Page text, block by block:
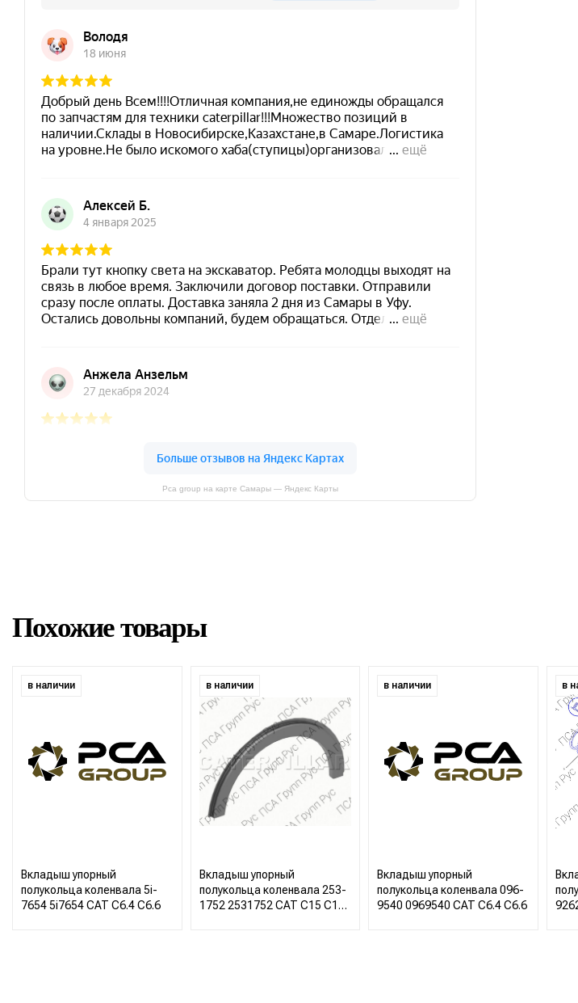
Pca group на карте Самары — Яндекс Карты
Похожие товары
в наличии
Вкладыш упорный
полукольца коленвала 5i-
7654 5i7654 CAT C6.4 C6.6
в наличии
Вкладыш упорный
полукольца коленвала 253-
1752 2531752 CAT C15 C16
в наличии
Вкладыш упорный
полукольца коленвала 096-
9540 0969540 CAT C6.4 C6.6
в